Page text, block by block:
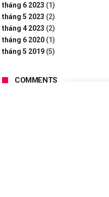
tháng 6 2023 (1)
tháng 5 2023 (2)
tháng 4 2023 (2)
tháng 6 2020 (1)
tháng 5 2019 (5)
COMMENTS